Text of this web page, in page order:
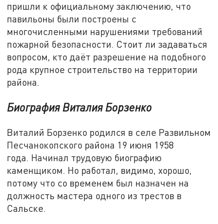
пришли к официальному заключению, что
павильоны были построены с
многочисленными нарушениями требований
пожарной безопасности. Стоит ли задаваться
вопросом, кто даёт разрешение на подобного
рода крупное строительство на территории
района.
Биография Виталия Борзенко
Виталий Борзенко родился в селе Развильном
Песчанокопского района 19 июня 1958
года. Начинал трудовую биографию
каменщиком. Но работал, видимо, хорошо,
потому что со временем был назначен на
должность мастера одного из трестов в
Сальске.